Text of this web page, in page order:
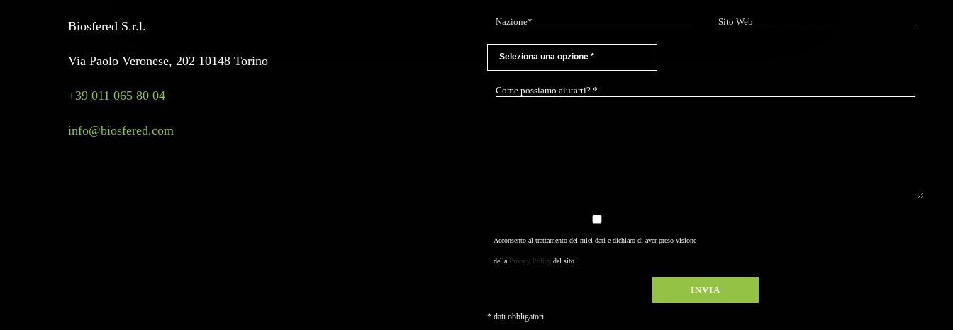
Biosfered S.r.l.
Via Paolo Veronese, 202 10148 Torino
+39 011 065 80 04
info@biosfered.com
Acconsento al trattamento dei miei dati e dichiaro di aver preso visione
della Privacy Policy del sito
* dati obbligatori